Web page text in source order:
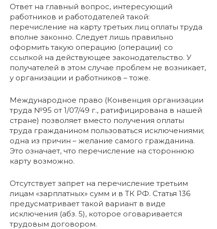
Ответ на главный вопрос, интересующий
работников и работодателей такой:
перечисление на карту третьих лиц оплаты труда
вполне законно. Следует лишь правильно
оформить такую операцию (операции) со
ссылкой на действующее законодательство. У
получателей в этом случае проблем не возникает,
у организации и работников – тоже.
Международное право (Конвенция организации
труда №95 от 1/07/49 г., ратифицирована в нашей
стране) позволяет вместо получения оплаты
труда гражданином пользоваться исключениями;
одна из причин – желание самого гражданина.
Это означает, что перечисление на стороннюю
карту возможно.
Отсутствует запрет на перечисление третьим
лицам «зарплатных» сумм и в ТК РФ. Статья 136
предусматривает такой вариант в виде
исключения (абз. 5), которое оговаривается
трудовым договором.